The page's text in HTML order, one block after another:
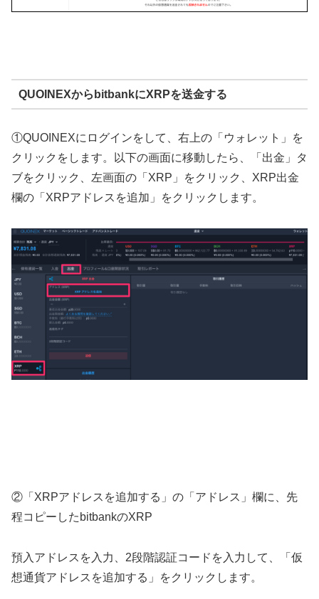
QUOINEXからbitbankにXRPを送金する
①QUOINEXにログインをして、右上の「ウォレット」を
クリックをします。以下の画面に移動したら、「出金」タ
ブをクリック、左画面の「XRP」をクリック、XRP出金
欄の「XRPアドレスを追加」をクリックします。
②「XRPアドレスを追加する」の「アドレス」欄に、先
程コピーしたbitbankのXRP
預入アドレスを入力、2段階認証コードを入力して、「仮
想通貨アドレスを追加する」をクリックします。